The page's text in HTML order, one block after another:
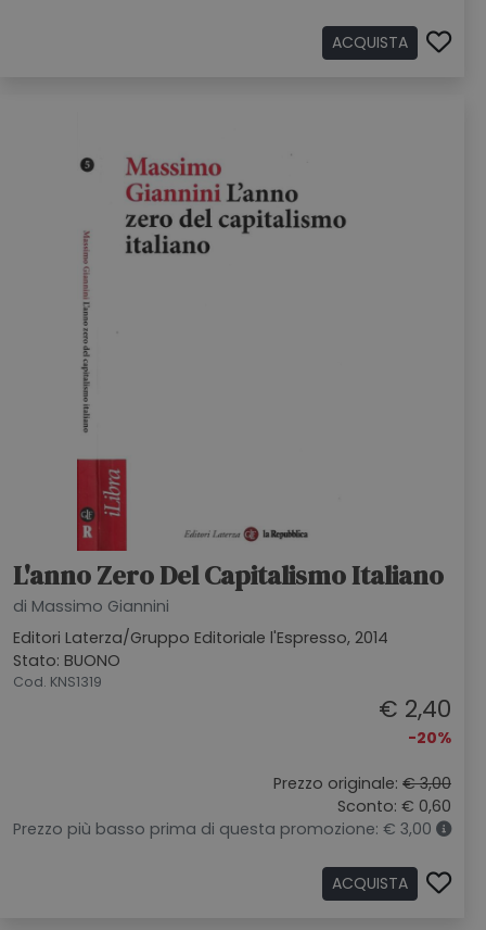
ACQUISTA
L'anno Zero Del Capitalismo Italiano
di Massimo Giannini
Editori Laterza/Gruppo Editoriale l'Espresso, 2014
Stato: BUONO
Cod. KNS1319
€ 2,40
-20%
Prezzo originale: € 3,00
Sconto: € 0,60
Prezzo più basso prima di questa promozione: € 3,00
ACQUISTA